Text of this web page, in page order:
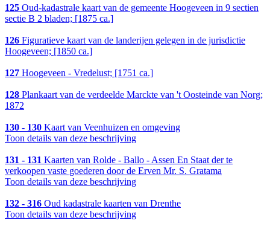
125 Oud-kadastrale kaart van de gemeente Hoogeveen in 9 sectien
sectie B 2 bladen; [1875 ca.]
126 Figuratieve kaart van de landerijen gelegen in de jurisdictie
Hoogeveen; [1850 ca.]
127 Hoogeveen - Vredelust; [1751 ca.]
128 Plankaart van de verdeelde Marckte van 't Oosteinde van Norg;
1872
130 - 130 Kaart van Veenhuizen en omgeving
Toon details van deze beschrijving
131 - 131 Kaarten van Rolde - Ballo - Assen En Staat der te
verkoopen vaste goederen door de Erven Mr. S. Gratama
Toon details van deze beschrijving
132 - 316 Oud kadastrale kaarten van Drenthe
Toon details van deze beschrijving